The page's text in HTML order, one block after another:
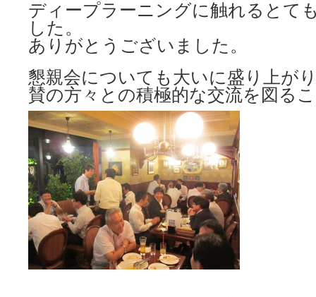
ディープラーニングに触れるとて
した。
ありがとうございました。
懇親会についても大いに盛り上が
賛の方々との積極的な交流を図る